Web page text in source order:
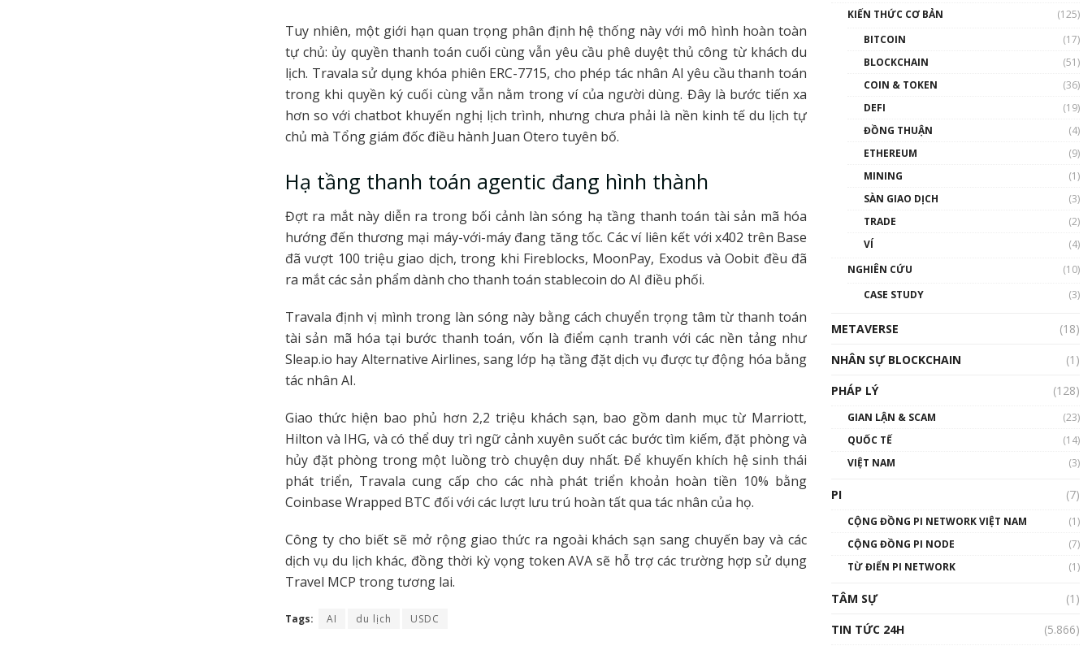
Tuy nhiên, một giới hạn quan trọng phân định hệ thống này với mô hình hoàn toàn
tự chủ: ủy quyền thanh toán cuối cùng vẫn yêu cầu phê duyệt thủ công từ khách du
lịch. Travala sử dụng khóa phiên ERC-7715, cho phép tác nhân AI yêu cầu thanh toán
trong khi quyền ký cuối cùng vẫn nằm trong ví của người dùng. Đây là bước tiến xa
hơn so với chatbot khuyến nghị lịch trình, nhưng chưa phải là nền kinh tế du lịch tự
chủ mà Tổng giám đốc điều hành Juan Otero tuyên bố.
Hạ tầng thanh toán agentic đang hình thành
Đợt ra mắt này diễn ra trong bối cảnh làn sóng hạ tầng thanh toán tài sản mã hóa
hướng đến thương mại máy-với-máy đang tăng tốc. Các ví liên kết với x402 trên Base
đã vượt 100 triệu giao dịch, trong khi Fireblocks, MoonPay, Exodus và Oobit đều đã
ra mắt các sản phẩm dành cho thanh toán stablecoin do AI điều phối.
Travala định vị mình trong làn sóng này bằng cách chuyển trọng tâm từ thanh toán
tài sản mã hóa tại bước thanh toán, vốn là điểm cạnh tranh với các nền tảng như
Sleap.io hay Alternative Airlines, sang lớp hạ tầng đặt dịch vụ được tự động hóa bằng
tác nhân AI.
Giao thức hiện bao phủ hơn 2,2 triệu khách sạn, bao gồm danh mục từ Marriott,
Hilton và IHG, và có thể duy trì ngữ cảnh xuyên suốt các bước tìm kiếm, đặt phòng và
hủy đặt phòng trong một luồng trò chuyện duy nhất. Để khuyến khích hệ sinh thái
phát triển, Travala cung cấp cho các nhà phát triển khoản hoàn tiền 10% bằng
Coinbase Wrapped BTC đối với các lượt lưu trú hoàn tất qua tác nhân của họ.
Công ty cho biết sẽ mở rộng giao thức ra ngoài khách sạn sang chuyến bay và các
dịch vụ du lịch khác, đồng thời kỳ vọng token AVA sẽ hỗ trợ các trường hợp sử dụng
Travel MCP trong tương lai.
Tags: AI du lịch USDC
Blockchain
Nhân sự tương lại ngành
Blockchain Việt Nam | Phổ
cập Blockchain
Blockchain đang được ứng
01:34:46
01:32:59
Talkshow17: Mùa đông
Crypto – Chiếc khăn gió ấm
KIẾN THỨC CƠ BẢN
(125)
BITCOIN
(17)
BLOCKCHAIN
(51)
COIN & TOKEN
(36)
DEFI
(19)
ĐỒNG THUẬN
(4)
ETHEREUM
(9)
MINING
(1)
SÀN GIAO DỊCH
(3)
TRADE
(2)
VÍ
(4)
NGHIÊN CỨU
(10)
CASE STUDY
(3)
METAVERSE
(18)
NHÂN SỰ BLOCKCHAIN
(1)
PHÁP LÝ
(128)
GIAN LẬN & SCAM
(23)
QUỐC TẾ
(14)
VIỆT NAM
(3)
PI (7)
CỘNG ĐỒNG PI NETWORK VIỆT NAM
(1)
CỘNG ĐỒNG PI NODE
(7)
TỪ ĐIỂN PI NETWORK
(1)
TÂM SỰ
(1)
TIN TỨC 24H
(5.866)